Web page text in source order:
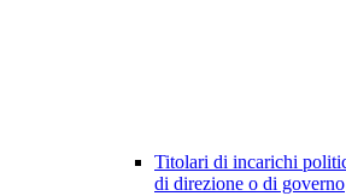
Titolari di incarichi
di direzione o di governo